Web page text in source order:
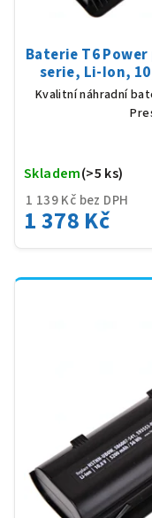
Baterie T6 Power
serie, Li-Ion,
Kvalitní náhradní
1 139 Kč bez DPH
1 378 Kč
Skladem(>5 ks)